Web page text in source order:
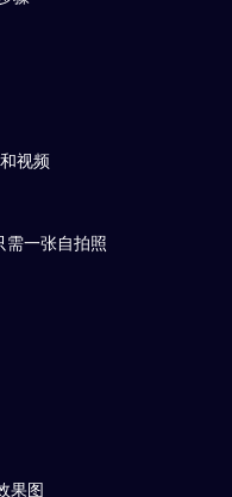
视频
需一张自拍照
果图